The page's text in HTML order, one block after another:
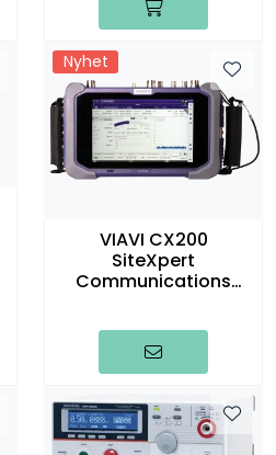
Nyhet
VIAVI CX200
SiteXpert
Communications